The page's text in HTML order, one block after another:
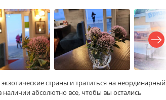
страны и тратиться на неординарный
абсолютно все, чтобы вы остались